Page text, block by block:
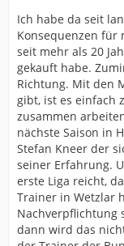
Ich habe da seit
Konsequenzen für
seit mehr als 20
gekauft habe.
Richtung. Mit den
gibt, ist es einfach
zusammen
nächste Saison in
Stefan Kneer der
seiner Erfahrung.
erste Liga reicht,
Trainer in Wetzlar
Nachverpflichtung
dann wird das